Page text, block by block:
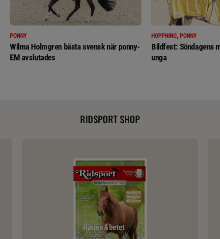
PONNY
Wilma Holmgren bästa svensk när ponny-
EM avslutades
HOPPNING, PONNY
Bildfest: Söndagens
unga
RIDSPORT SHOP